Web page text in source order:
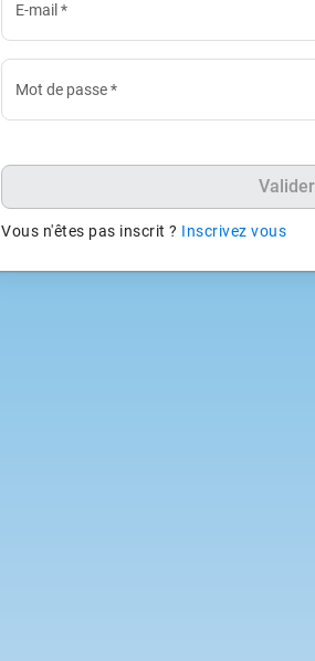
E-mail *
Mot de passe*
Valider
Vous n'êtes pas inscrit ? Inscrivez vous